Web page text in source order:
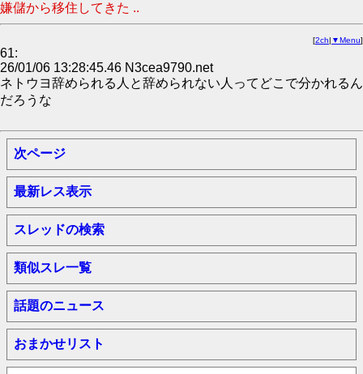
嫌儲から移住してきた ..
[2ch| ▼Menu]
61:
26/01/06 13:28:45.46 N3cea9790.net
ネトウヨ辞められる人と辞められない人ってどこで分かれるん
だろうな
次ページ
最新レス表示
スレッドの検索
類似スレ一覧
話題のニュース
おまかせリスト